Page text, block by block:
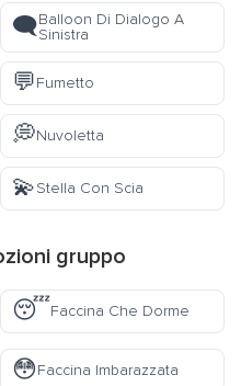
🗨️Balloon Di Dialogo A
Sinistra
💬Fumetto
💭Nuvoletta
💫Stella Con Scia
gruppo
😴Faccina Che Dorme
😳Faccina Imbarazzata